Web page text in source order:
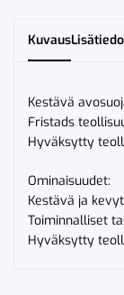
Kuvaus
Kestävä
Fristads
Hyväksytty
Ominaisuudet:
Kestävä ja
Toiminnalliset
Hyväksytty